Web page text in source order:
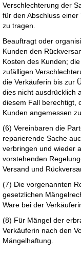
Verschlechterung der
für den Abschluss
zu tragen.
Beauftragt oder
Kunden den
Kosten des Kunden;
zufälligen
die Verkäuferin bis zur
dies nicht ausdrücklich
diesem Fall berechtigt,
Kunden angemessen
(6) Vereinbaren die
reparierende Sache
verbringen und wieder
vorstehenden
Versand und
(7) Die vorgenannten
gesetzlichen
Ware bei der
(8) Für Mängel der
Verkäuferin nach den
Mängelhaftung.